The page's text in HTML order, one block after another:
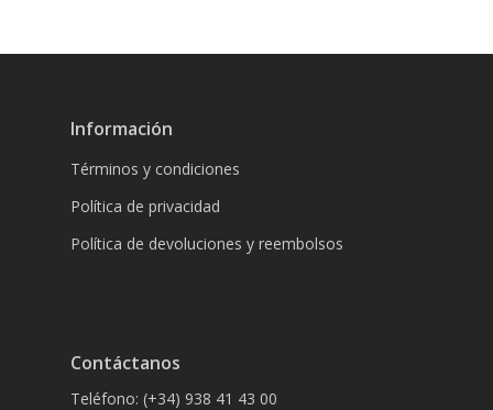
Información
Términos y condiciones
Política de privacidad
Política de devoluciones y reembolsos
Contáctanos
Teléfono: (+34) 938 41 43 00